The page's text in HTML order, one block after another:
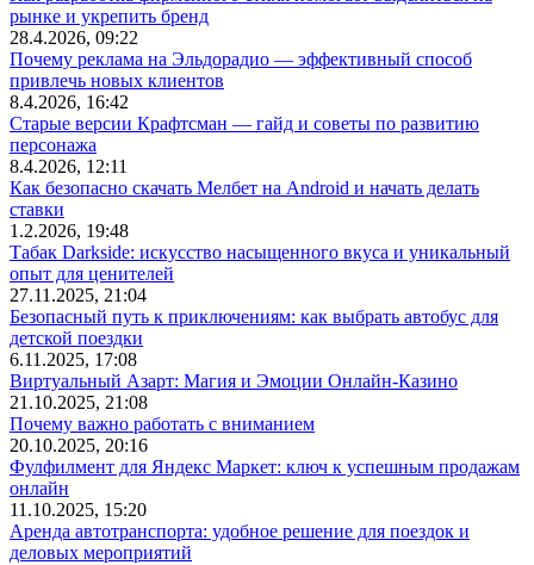
рынке и укрепить бренд
28.4.2026, 09:22
Почему реклама на Эльдорадио — эффективный способ
привлечь новых клиентов
8.4.2026, 16:42
Старые версии Крафтсман — гайд и советы по развитию
персонажа
8.4.2026, 12:11
Как безопасно скачать Мелбет на Android и начать делать
ставки
1.2.2026, 19:48
Табак Darkside: искусство насыщенного вкуса и уникальный
опыт для ценителей
27.11.2025, 21:04
Безопасный путь к приключениям: как выбрать автобус для
детской поездки
6.11.2025, 17:08
Виртуальный Азарт: Магия и Эмоции Онлайн-Казино
21.10.2025, 21:08
Почему важно работать с вниманием
20.10.2025, 20:16
Фулфилмент для Яндекс Маркет: ключ к успешным продажам
онлайн
11.10.2025, 15:20
Аренда автотранспорта: удобное решение для поездок и
деловых мероприятий